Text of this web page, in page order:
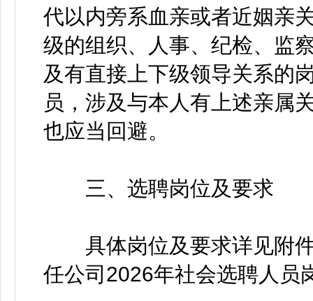
代以内旁系血亲或者近姻亲
级的组织、人事、纪检、监
及有直接上下级领导关系的
员，涉及与本人有上述亲属
也应当回避。
三、选聘岗位及要求
具体岗位及要求详见附件
任公司2026年社会选聘人员